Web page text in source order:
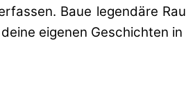
Baue legendäre
eigenen Geschichten